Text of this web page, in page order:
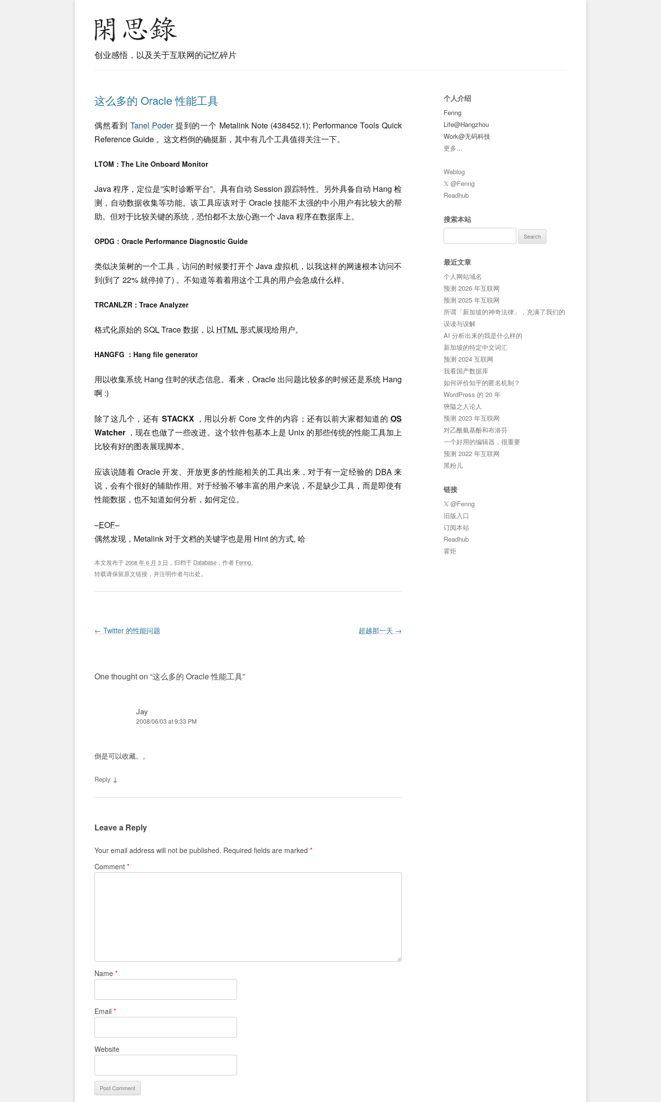
创业感悟，以及关于互联网的记忆碎片
这么多的 Oracle 性能工具
偶然看到 Tanel Poder提到的一个 Metalink Note (438452.1): Performance Tools Quick
Reference Guide 。这文档倒的确挺新，其中有几个工具值得关注一下。
LTOM：The Lite Onboard Monitor
Java 程序，定位是”实时诊断平台”。具有自动 Session 跟踪特性。另外具备自动 Hang 检
测，自动数据收集等功能。该工具应该对于 Oracle 技能不太强的中小用户有比较大的帮
助。但对于比较关键的系统，恐怕都不太放心跑一个 Java 程序在数据库上。
OPDG：Oracle Performance Diagnostic Guide
类似决策树的一个工具，访问的时候要打开个 Java 虚拟机，以我这样的网速根本访问不
到(到了 22% 就停掉了) 。不知道等着着用这个工具的用户会急成什么样。
TRCANLZR：Trace Analyzer
格式化原始的 SQLTrace 数据，以 HTML形式展现给用户。
HANGFG ：Hang file generator
用以收集系统 Hang 住时的状态信息。看来，Oracle 出问题比较多的时候还是系统 Hang
啊 :)
除了这几个，还有 STACKX，用以分析 Core 文件的内容；还有以前大家都知道的 OS
Watcher ，现在也做了一些改进。这个软件包基本上是 Unix 的那些传统的性能工具加上
比较有好的图表展现脚本。
应该说随着 Oracle 开发、开放更多的性能相关的工具出来，对于有一定经验的 DBA来
说，会有个很好的辅助作用。对于经验不够丰富的用户来说，不是缺少工具，而是即使有
性能数据，也不知道如何分析，如何定位。
–EOF–
偶然发现，Metalink 对于文档的关键字也是用 Hint 的方式, 哈
本文发布于2008 年 6 月 3 日 ，归档于 Database ，作者 Fenng。
转载请保留原文链接，并注明作者与出处。
Post navigation
← Twitter 的性能问题 超越那一天 →
One thought on “这么多的 Oracle 性能工具”
Jay
2008/06/03 at 9:33 PM
倒是可以收藏。。
Reply ↓
Leave a Reply
Your email address will not be published. Required fields are marked *
Comment *
Name *
Email *
Website
个人介绍
Fenng
Life@Hangzhou
Work@无码科技
更多...
Weblog
𝕏 @Fenng
Readhub
搜索本站
for:
最近文章
个人网站域名
预测 2026 年互联网
预测 2025 年互联网
所谓「新加坡的神奇法律」，充满了我们的
误读与误解
AI 分析出来的我是什么样的
新加坡的特定中文词汇
预测 2024 互联网
我看国产数据库
如何评价知乎的匿名机制？
WordPress 的 20 年
狹隘之人论人
预测 2023 年互联网
对乙酰氨基酚和布洛芬
一个好用的编辑器，很重要
预测 2022 年互联网
黑粉儿
链接
𝕏 @Fenng
旧版入口
订阅本站
Readhub
霍炬